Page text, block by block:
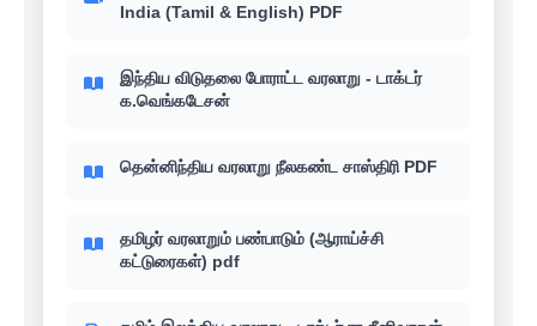
India (Tamil & English) PDF
இந்திய விடுதலை போராட்ட வரலாறு - டாக்டர்
க.வெங்கடேசன்
தென்னிந்திய வரலாறு நீலகண்ட சாஸ்திரி PDF
தமிழர் வரலாறும் பண்பாடும் (ஆராய்ச்சி
கட்டுரைகள்) pdf